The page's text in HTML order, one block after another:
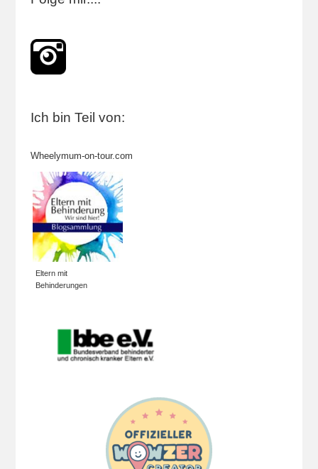
Ich bin Teil von:
Wheelymum-on-tour.com
Eltern mit
Behinderungen